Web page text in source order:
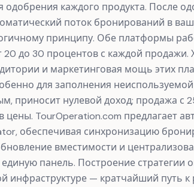
одобрения каждого продукта. После
поток бронирований в
принципу. Обе платформы
до 30 процентов с каждой продажи.
и маркетинговая мощь этих
для заполнения
приносит нулевой доход; продажа с
цены. TourOperation.com предлагает
обеспечивая синхронизацию
вместимости и
панель. Построение стратегии
инфраструктуре — кратчайший путь